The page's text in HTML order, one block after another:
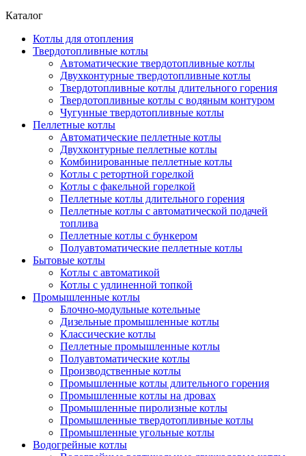
Каталог
Котлы для отопления
Твердотопливные котлы
Автоматические твердотопливные котлы
Двухконтурные твердотопливные котлы
Твердотопливные котлы длительного горения
Твердотопливные котлы с водяным контуром
Чугунные твердотопливные котлы
Пеллетные котлы
Автоматические пеллетные котлы
Двухконтурные пеллетные котлы
Комбинированные пеллетные котлы
Котлы с ретортной горелкой
Котлы с факельной горелкой
Пеллетные котлы длительного горения
Пеллетные котлы с автоматической подачей
топлива
Пеллетные котлы с бункером
Полуавтоматические пеллетные котлы
Бытовые котлы
Котлы с автоматикой
Котлы с удлиненной топкой
Промышленные котлы
Блочно-модульные котельные
Дизельные промышленные котлы
Классические котлы
Пеллетные промышленные котлы
Полуавтоматические котлы
Производственные котлы
Промышленные котлы длительного горения
Промышленные котлы на дровах
Промышленные пиролизные котлы
Промышленные твердотопливные котлы
Промышленные угольные котлы
Водогрейные котлы